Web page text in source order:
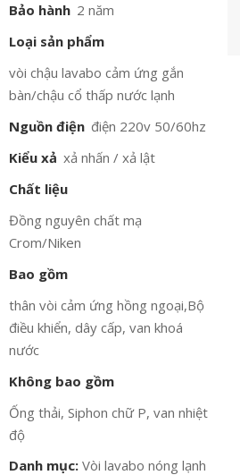
Bảo hành 2 năm
Loại sản phẩm
vòi chậu lavabo cảm ứng gắn
bàn/chậu cổ thấp nước lạnh
Nguồn điện điện 220v 50/60hz
Kiểu xả xả nhấn / xả lật
Chất liệu
Đồng nguyên chất mạ
Crom/Niken
Bao gồm
thân vòi cảm ứng hồng ngoại,Bộ
điều khiển, dây cấp, van khoá
nước
Không bao gồm
Ống thải, Siphon chữ P, van nhiệt
độ
Danh mục: Vòi lavabo nóng lạnh